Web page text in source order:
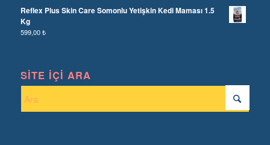
Reflex Plus Skin Care Somonlu Yetişkin Kedi Maması 1.5
Kg
599,00₺
SITE İÇI ARA